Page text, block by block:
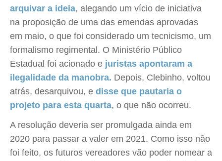
arquivar a ideia, alegando um vício de iniciativa
na proposição de uma das emendas aprovadas
em maio, o que foi considerado um tecnicismo, um
formalismo regimental. O Ministério Público
Estadual foi acionado e juristas apontaram a
ilegalidade da manobra. Depois, Clebinho, voltou
atrás, desarquivou, e disse que pautaria o
projeto para esta quarta, o que não ocorreu.
A resolução deveria ser promulgada ainda em
2020 para passar a valer em 2021. Como isso não
foi feito, os futuros vereadores vão poder nomear a